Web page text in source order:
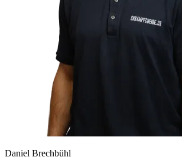
Daniel Brechbühl